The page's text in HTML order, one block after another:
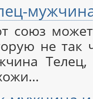
союз
не так